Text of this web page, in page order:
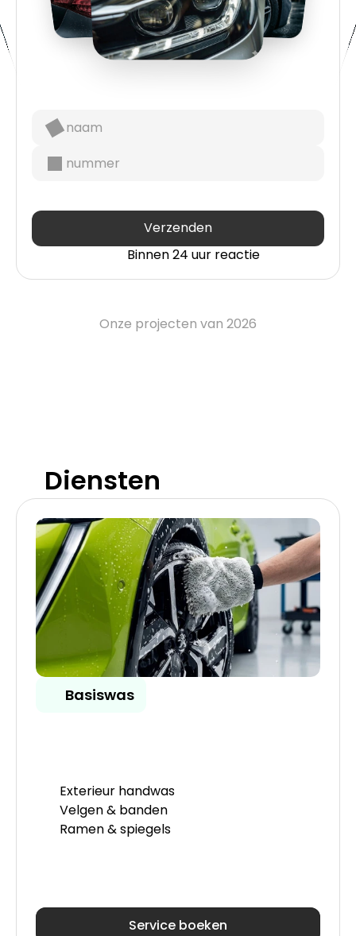
Verzenden
Binnen 24 uur reactie
Onze projecten van 2026
Diensten
Basiswas
Exterieur handwas
Velgen & banden
Ramen & spiegels
Service boeken